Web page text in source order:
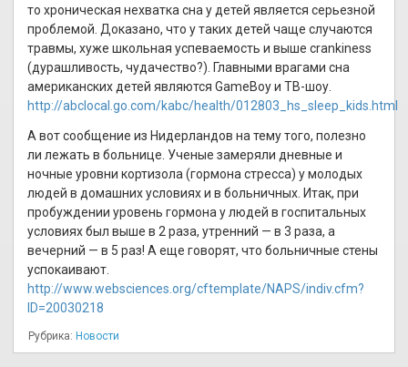
то хроническая нехватка сна у детей является серьезной
проблемой. Доказано, что у таких детей чаще случаются
травмы, хуже школьная успеваемость и выше crankiness
(дурашливость, чудачество?). Главными врагами сна
американских детей являются GameBoy и ТВ-шоу.
http://abclocal.go.com/kabc/health/012803_hs_sleep_kids.html
А вот сообщение из Нидерландов на тему того, полезно
ли лежать в больнице. Ученые замеряли дневные и
ночные уровни кортизола (гормона стресса) у молодых
людей в домашних условиях и в больничных. Итак, при
пробуждении уровень гормона у людей в госпитальных
условиях был выше в 2 раза, утренний — в 3 раза, а
вечерний — в 5 раз! А еще говорят, что больничные стены
успокаивают.
http://www.websciences.org/cftemplate/NAPS/indiv.cfm?
ID=20030218
Рубрика: Новости